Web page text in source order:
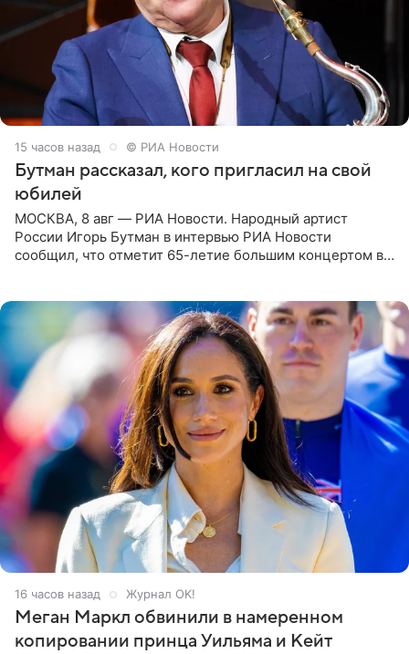
15 часов назад © РИА Новости
Бутман рассказал, кого пригласил на свой
юбилей
МОСКВА, 8 авг — РИА Новости. Народный артист
России Игорь Бутман в интервью РИА Новости
сообщил, что отметит 65-летие большим концертом в
16 часов назад Журнал OK!
Меган Маркл обвинили в намеренном
копировании принца Уильяма и Кейт